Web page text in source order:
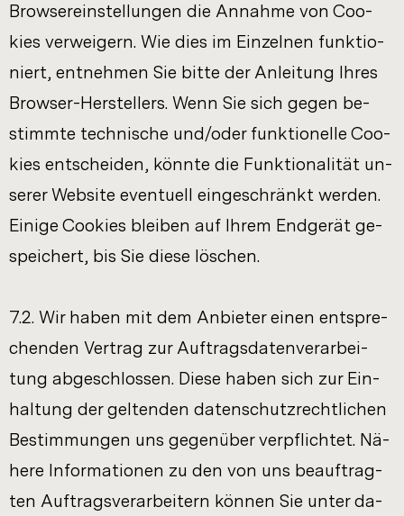
Brow­ser­ein­stel­lun­gen die An­nah­me von Coo­
kies ver­wei­gern. Wie dies im Ein­zel­nen funk­tio­
niert, ent­neh­men Sie bitte der An­lei­tung Ihres
Browser-​Herstellers. Wenn Sie sich gegen be­
stimm­te tech­ni­sche und/oder funk­tio­nel­le Coo­
kies ent­schei­den, könn­te die Funk­tio­na­li­tät un­
se­rer Web­site even­tu­ell ein­ge­schränkt wer­den.
Ei­ni­ge Coo­kies blei­ben auf Ihrem End­ge­rät ge­
spei­chert, bis Sie diese lö­schen.
7.2. Wir haben mit dem An­bie­ter einen ent­spre­
chen­den Ver­trag zur Auf­trags­da­ten­ver­ar­bei­
tung ab­ge­schlos­sen. Diese haben sich zur Ein­
hal­tung der gel­ten­den da­ten­schutz­recht­li­chen
Be­stim­mun­gen uns ge­gen­über ver­pflich­tet. Nä­
he­re In­for­ma­tio­nen zu den von uns be­auf­trag­
ten Auf­trags­ver­ar­bei­tern kön­nen Sie unter da­